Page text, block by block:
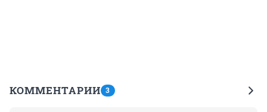
КОММЕНТАРИИ 3